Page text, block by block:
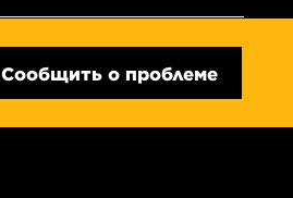
Сообщить о проблеме